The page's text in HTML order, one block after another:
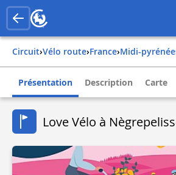
Circuit› Vélo route› france› midi-
Présentation Description Carte
Love Vélo à